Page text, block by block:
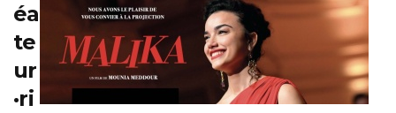
éa
te
ur
·ri